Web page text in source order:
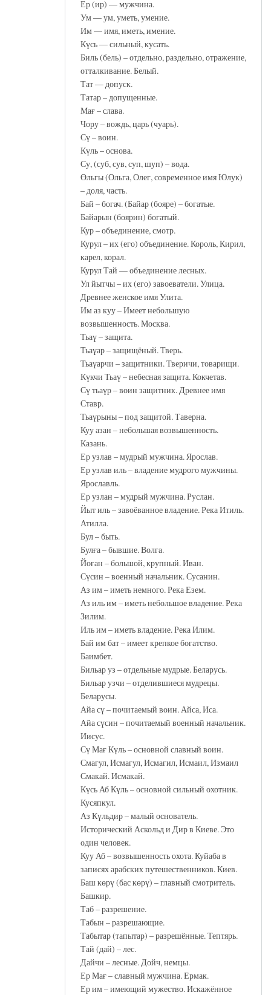
Ер (ир) — мужчина.
Ум — ум, уметь, умение.
Им — имя, иметь, имение.
Күсь — сильный, кусать.
Биль (бель) – отдельно, раздельно, отражение,
отталкивание. Белый.
Тат — допуск.
Татар – допущенные.
Мағ – слава.
Чору – вождь, царь (чуарь).
Сү – воин.
Күль – основа.
Су, (суб, сув, суп, шуп) – вода.
Өльгы (Ольга, Олег, современное имя Юлук)
– доля, часть.
Бай – богач. (Байар (бояре) – богатые.
Байарын (боярин) богатый.
Кур – объединение, смотр.
Курул – их (его) объединение. Король, Кирил,
карел, корал.
Курул Тай — объединение лесных.
Ул йытчы – их (его) завоеватели. Улица.
Древнее женское имя Улита.
Им аз куу – Имеет небольшую
возвышенность. Москва.
Тьаү – защита.
Тьаүар – защищёный. Тверь.
Тьаүарчи – защитники. Тверичи, товарищи.
Күкчи Тьаү – небесная защита. Кокчетав.
Сү тьаүр – воин защитник. Древнее имя
Ставр.
Тьаүрыны – под защитой. Таверна.
Куу азан – небольшая возвышенность.
Казань.
Ер узлав – мудрый мужчина. Ярослав.
Ер узлав иль – владение мудрого мужчины.
Ярославль.
Ер узлан – мудрый мужчина. Руслан.
Йыт иль – завоёванное владение. Река Итиль.
Атилла.
Бул – быть.
Булға – бывшие. Волга.
Йоған – большой, крупный. Иван.
Сүсин – военный начальник. Сусанин.
Аз им – иметь немного. Река Езем.
Аз иль им – иметь небольшое владение. Река
Зилим.
Иль им – иметь владение. Река Илим.
Бай им бат – имеет крепкое богатство.
Баимбет.
Бильар уз – отдельные мудрые. Беларусь.
Бильар узчи – отделившиеся мудрецы.
Беларусы.
Айа сү – почитаемый воин. Айса, Иса.
Айа сүсин – почитаемый военный начальник.
Иисус.
Сү Мағ Күль – основной славный воин.
Смагул, Исмагул, Исмагил, Исмаил, Измаил
Смакай. Исмакай.
Күсь Аб Күль – основной сильный охотник.
Кусяпкул.
Аз Күльдир – малый основатель.
Исторический Аскольд и Дир в Киеве. Это
один человек.
Куу Аб – возвышенность охота. Куйаба в
записях арабских путешественников. Киев.
Баш көрү (бас көрү) – главный смотритель.
Башкир.
Таб – разрешение.
Табын – разрешающие.
Табытар (тапытар) – разрешённые. Тептярь.
Тай (дай) – лес.
Дайчи – лесные. Дойч, немцы.
Ер Мағ – славный мужчина. Ермак.
Ер им – имеющий мужество. Искажённое